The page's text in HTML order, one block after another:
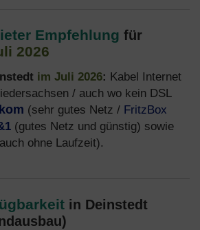
Empfehlung für
2026
im Juli 2026: Kabel Internet
/ auch wo kein DSL
(sehr gutes Netz / FritzBox
(gutes Netz und günstig) sowie
ohne Laufzeit).
in Deinstedt